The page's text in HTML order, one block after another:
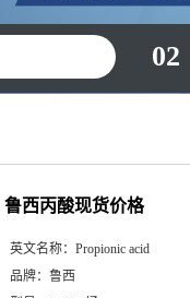
02
鲁西丙酸现货价格
英文名称： Propionic acid
品牌： 鲁西